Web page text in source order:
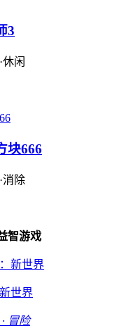
3
闲
块666
消除
智游戏
世界
冒险